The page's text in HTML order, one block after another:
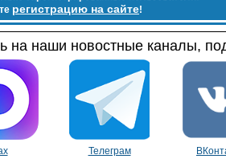
регистрацию на сайте!
на наши новостные каналы,
Телеграм